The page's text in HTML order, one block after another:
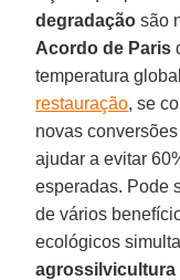
degradação são
Acordo de Paris
temperatura
restauração, se
novas
ajudar a evitar
esperadas. Pode
de vários
ecológicos
agrossilvicultura